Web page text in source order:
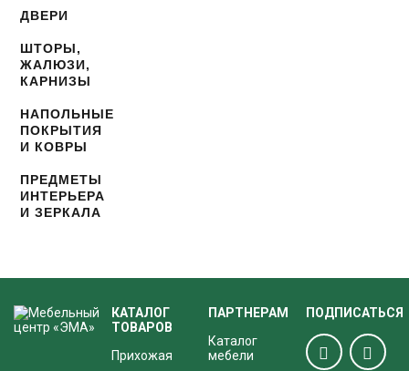
ДВЕРИ
ШТОРЫ,
ЖАЛЮЗИ,
КАРНИЗЫ
НАПОЛЬНЫЕ
ПОКРЫТИЯ
И КОВРЫ
ПРЕДМЕТЫ
ИНТЕРЬЕРА
И ЗЕРКАЛА
КАТАЛОГ
ТОВАРОВ
Прихожая
ПАРТНЕРАМ
Каталог
мебели
ПОДПИСАТЬСЯ